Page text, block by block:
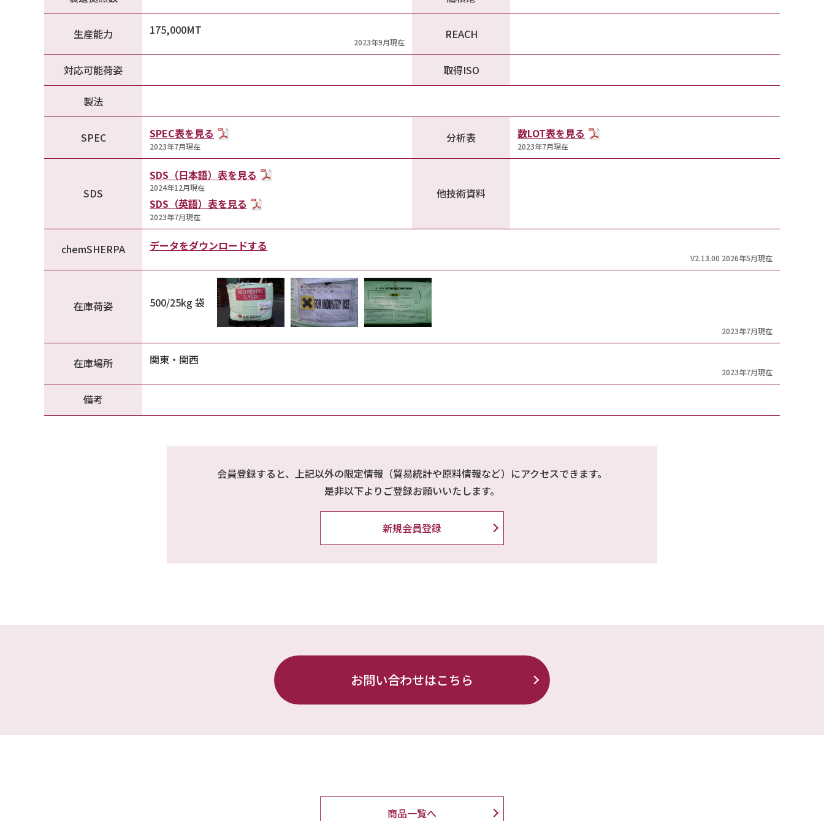
生産能力 175,000MT
2023年9月現在
REACH
対応可能荷姿 取得ISO
製法
SPEC SPEC表を見る
2023年7月現在
分析表 数LOT表を見る
2023年7月現在
SDS
SDS（日本語）表を見る
2024年12月現在
SDS（英語）表を見る
2023年7月現在
他技術資料
chemSHERPA データをダウンロードする
V2.13.00 2026年5月現在
在庫荷姿 500/25kg 袋
2023年7月現在
在庫場所 関東・関西
2023年7月現在
備考
会員登録すると、上記以外の限定情報（貿易統計や原料情報など）にアクセスできます。
是非以下よりご登録お願いいたします。
新規会員登録
お問い合わせはこちら
商品一覧へ